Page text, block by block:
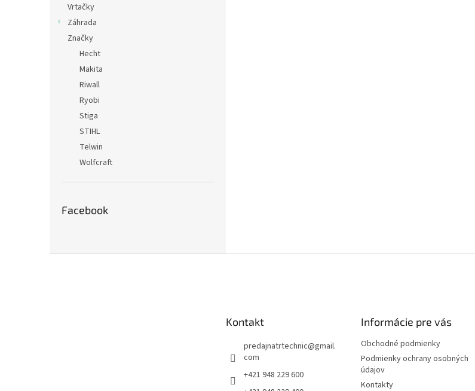
Vrtačky
Záhrada
Značky
Hecht
Makita
Riwall
Ryobi
Stiga
STIHL
Telwin
Wolfcraft
Facebook
Kontakt
predajnatrtechnic@gmail.
com
+421 948 229 600
Informácie pre vás
Obchodné podmienky
Podmienky ochrany osobných
údajov
Kontakty